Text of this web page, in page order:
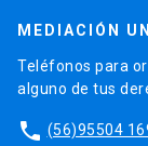
MEDIACIÓN
Teléfonos para
alguno de tus
phone (56)95504